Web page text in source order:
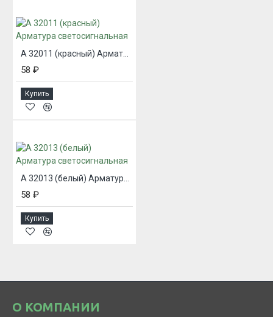
А 32011 (красный) Арматура светосигнальная
58 ₽
Купить
А 32013 (белый) Арматура светосигнальная
58 ₽
Купить
О КОМПАНИИ